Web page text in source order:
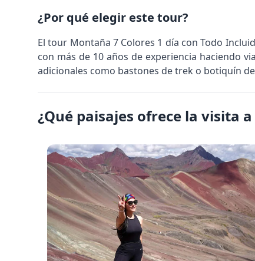
¿Por qué elegir este tour?
El tour Montaña 7 Colores 1 día con Todo
con más de 10 años de experiencia haciendo
adicionales como bastones de trek o botiquín
¿Qué paisajes ofrece la visita